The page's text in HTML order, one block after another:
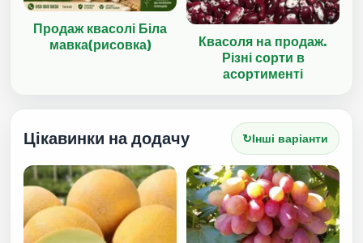
Продаж квасолі Біла
мавка(рисовка)
Квасоля на продаж.
Різні сорти в
асортименті
Цікавинки на додачу ↻Інші варіанти